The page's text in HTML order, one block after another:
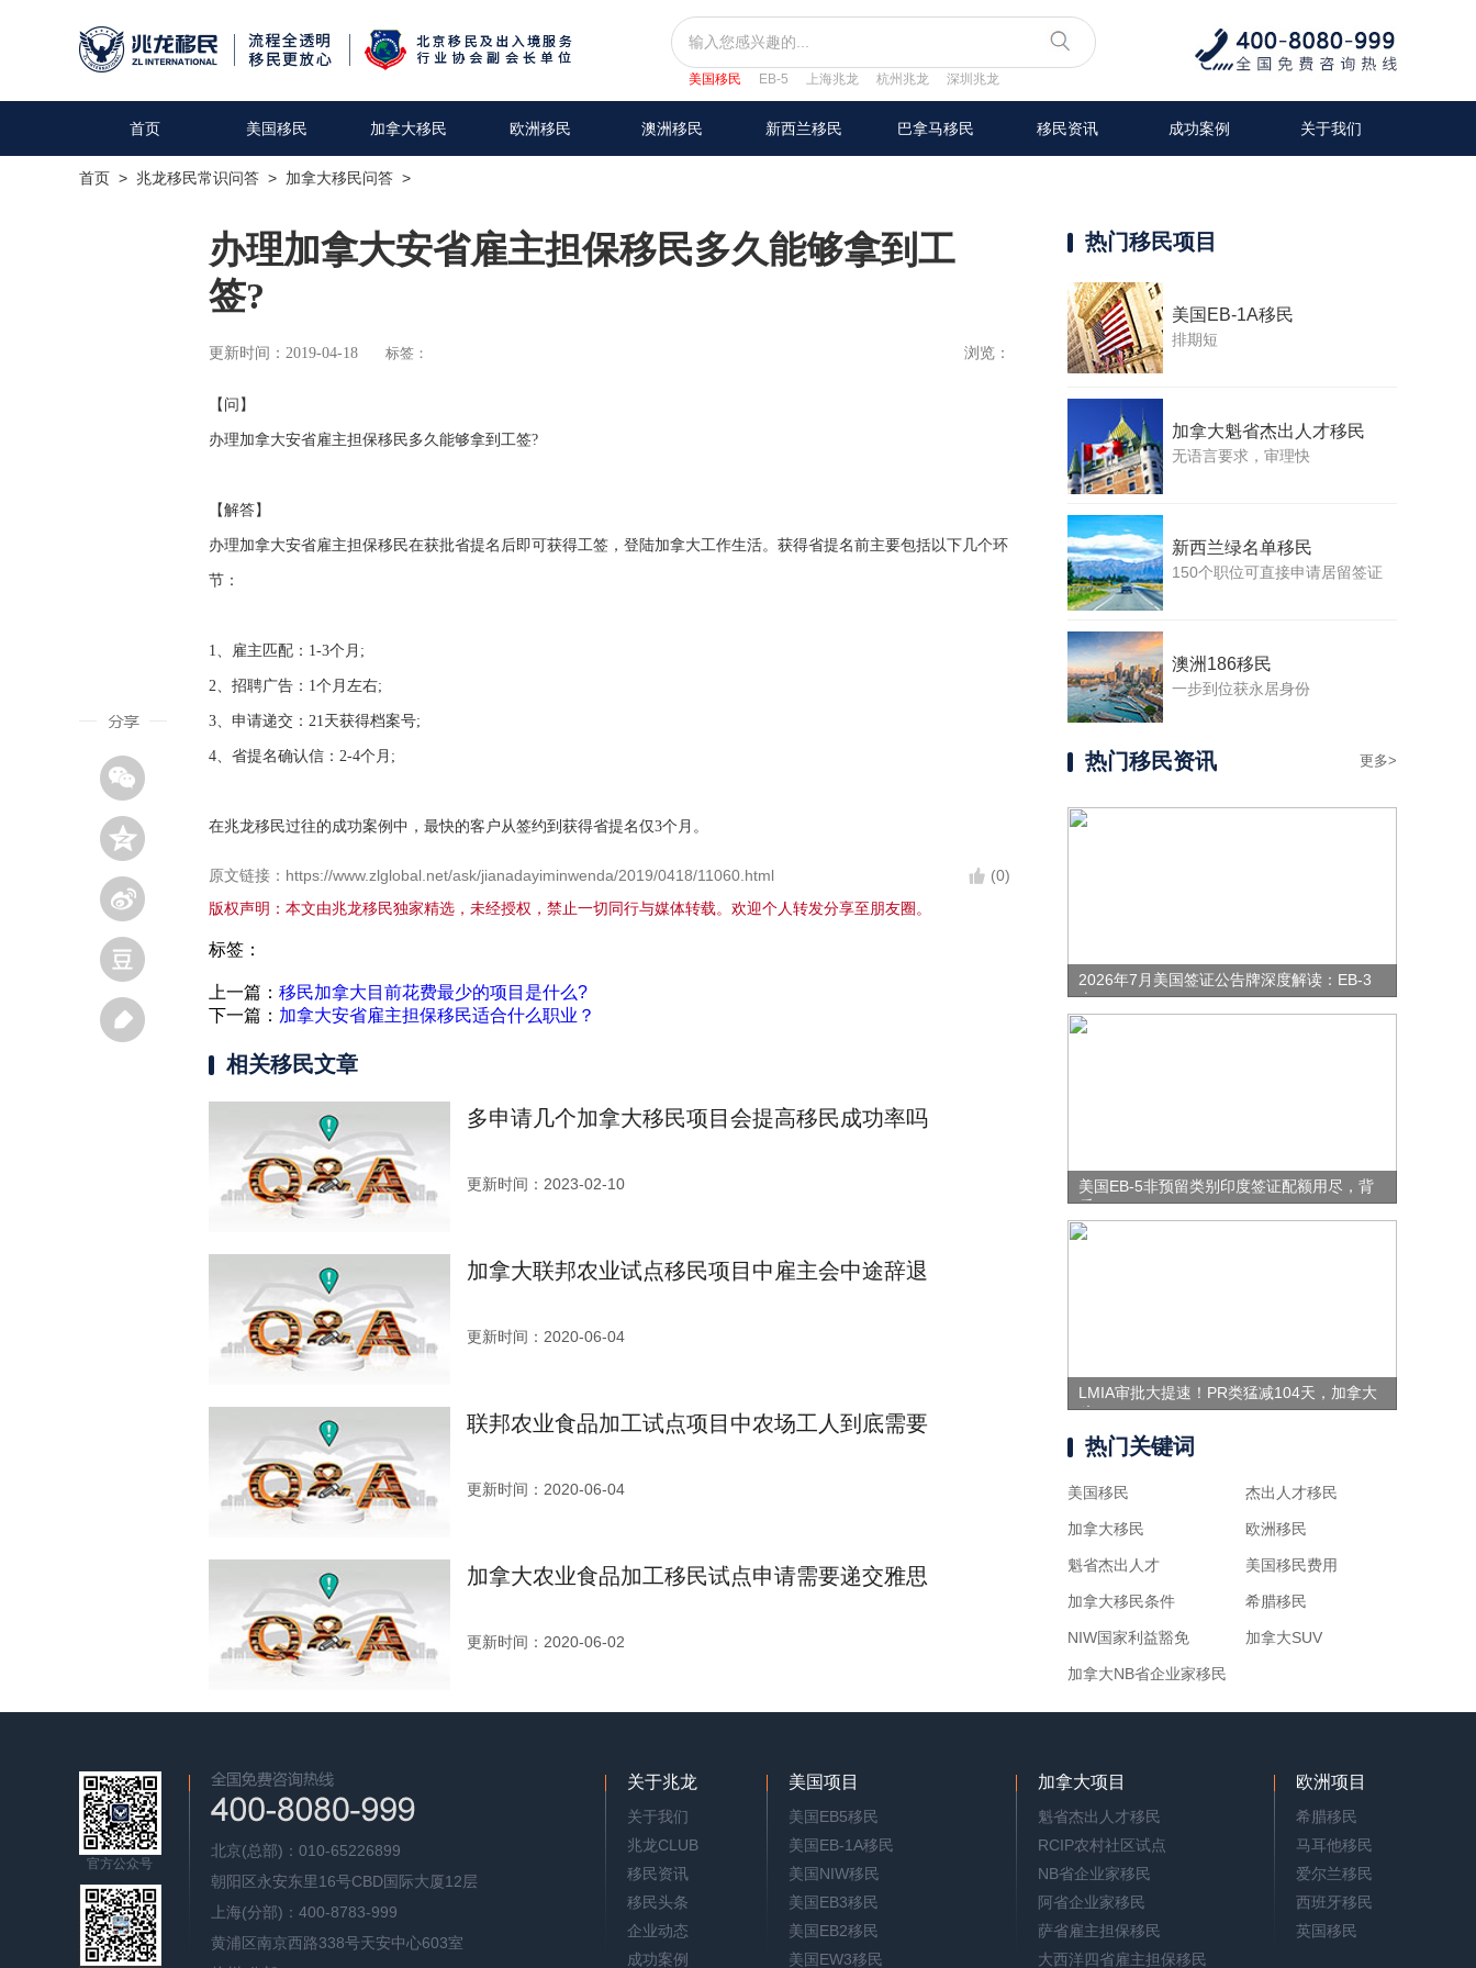
美国移民 EB-5 上海兆龙 杭州兆龙 深圳兆龙
首页 美国移民 加拿大移民 欧洲移民 澳洲移民 新西兰移民 巴拿马移民 移民资讯 成功案例 关于我们
首页 > 兆龙移民常识问答 > 加拿大移民问答 >
办理加拿大安省雇主担保移民多久能够拿到工
签?
更新时间：2019-04-18 标签： 浏览：
【问】
办理加拿大安省雇主担保移民多久能够拿到工签?
【解答】
办理加拿大安省雇主担保移民在获批省提名后即可获得工签，登陆加拿大工作生活。获得省提名前主要包括以下几个环
节：
1、雇主匹配：1-3个月;
2、招聘广告：1个月左右;
3、申请递交：21天获得档案号;
4、省提名确认信：2-4个月;
在兆龙移民过往的成功案例中，最快的客户从签约到获得省提名仅3个月。
原文链接：https://www.zlglobal.net/ask/jianadayiminwenda/2019/0418/11060.html
(0)
版权声明：本文由兆龙移民独家精选，未经授权，禁止一切同行与媒体转载。欢迎个人转发分享至朋友圈。
标签：
上一篇： 移民加拿大目前花费最少的项目是什么?
下一篇： 加拿大安省雇主担保移民适合什么职业？
相关移民文章
多申请几个加拿大移民项目会提高移民成功率吗
更新时间：2023-02-10
加拿大联邦农业试点移民项目中雇主会中途辞退
更新时间：2020-06-04
联邦农业食品加工试点项目中农场工人到底需要
更新时间：2020-06-04
加拿大农业食品加工移民试点申请需要递交雅思
更新时间：2020-06-02
热门移民项目
美国EB-1A移民
排期短
加拿大魁省杰出人才移民
无语言要求，审理快
新西兰绿名单移民
150个职位可直接申请居留签证
澳洲186移民
一步到位获永居身份
热门移民资讯 更多>
2026年7月美国签证公告牌深度解读：EB-3
表
美国EB-5非预留类别印度签证配额用尽，背
后
LMIA审批大提速！PR类猛减104天，加拿大
移
热门关键词
美国移民
加拿大移民
魁省杰出人才
加拿大移民条件
NIW国家利益豁免
加拿大NB省企业家移民
杰出人才移民
欧洲移民
美国移民费用
希腊移民
加拿大SUV
官方公众号
北京(总部)：010-65226899
朝阳区永安东里16号CBD国际大厦12层
上海(分部)：400-8783-999
黄浦区南京西路338号天安中心603室
关于兆龙
关于我们
兆龙CLUB
移民资讯
移民头条
企业动态
成功案例
美国项目
美国EB5移民
美国EB-1A移民
美国NIW移民
美国EB3移民
美国EB2移民
美国EW3移民
加拿大项目
魁省杰出人才移民
RCIP农村社区试点
NB省企业家移民
阿省企业家移民
萨省雇主担保移民
大西洋四省雇主担保移民
欧洲项目
希腊移民
马耳他移民
爱尔兰移民
西班牙移民
英国移民